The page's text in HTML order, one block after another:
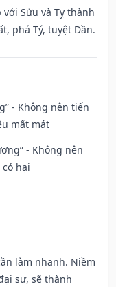
Sửu và Tỵ thành
phá Tý, tuyệt Dần.
- Không nên tiến
mất mát
- Không nên
hại
làm nhanh. Niềm
sự, sẽ thành